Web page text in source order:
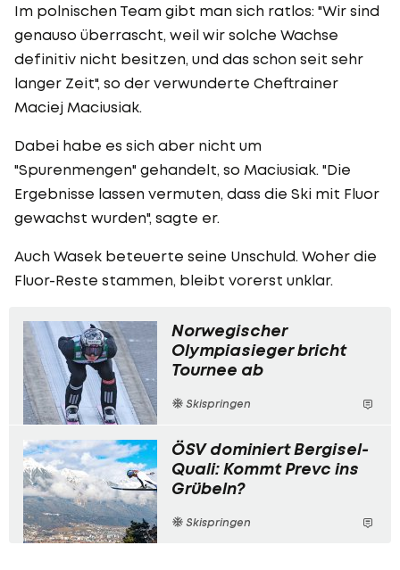
Im polnischen Team gibt man sich ratlos: "Wir sind
genauso überrascht, weil wir solche Wachse
definitiv nicht besitzen, und das schon seit sehr
langer Zeit", so der verwunderte Cheftrainer
Maciej Maciusiak.
Dabei habe es sich aber nicht um
"Spurenmengen" gehandelt, so Maciusiak. "Die
Ergebnisse lassen vermuten, dass die Ski mit Fluor
gewachst wurden", sagte er.
Auch Wasek beteuerte seine Unschuld. Woher die
Fluor-Reste stammen, bleibt vorerst unklar.
Norwegischer
Olympiasieger bricht
Tournee ab
Skispringen
ÖSV dominiert Bergisel-
Quali: Kommt Prevc ins
Grübeln?
Skispringen